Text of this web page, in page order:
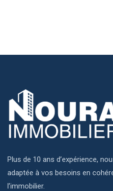
Plus de 10 ans d’expérience,
adaptée à vos besoins en
l’immobilier.